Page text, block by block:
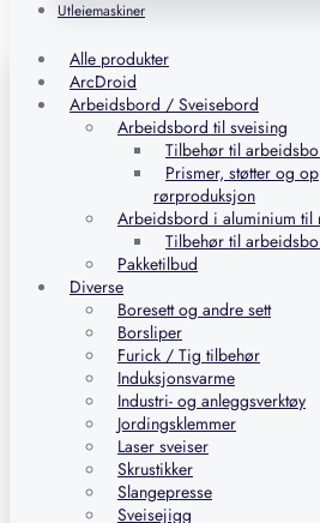
Utleiemaskiner
Alle produkter
ArcDroid
Arbeidsbord / Sveisebord
Arbeidsbord til sveising
Tilbehør til
Prismer, støtter og
rørproduksjon
Arbeidsbord i aluminium til
Tilbehør til
Pakketilbud
Diverse
Boresett og andre sett
Borsliper
Furick / Tig tilbehør
Induksjonsvarme
Industri- og anleggsverktøy
Jordingsklemmer
Laser sveiser
Skrustikker
Slangepresse
Sveisejigg